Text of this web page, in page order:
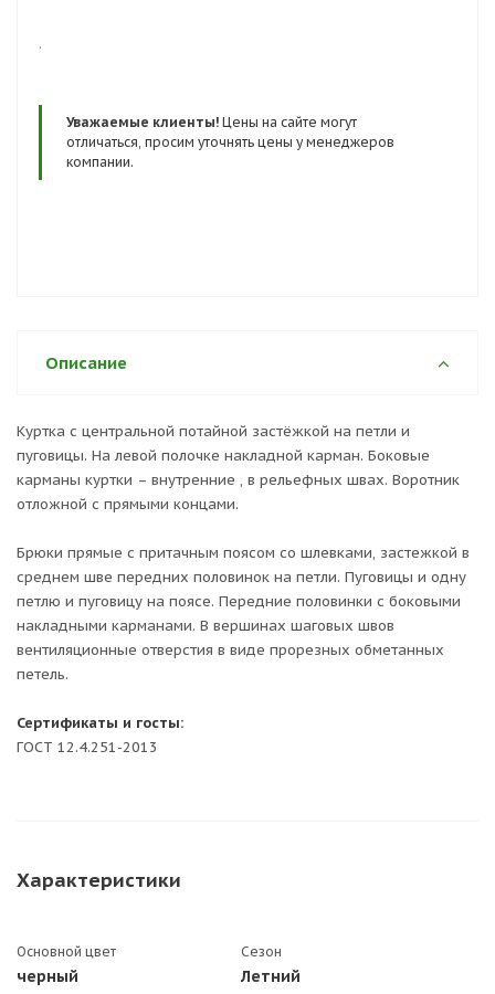
.
Уважаемые клиенты! Цены на сайте могут
отличаться, просим уточнять цены у менеджеров
компании.
Описание
Куртка с центральной потайной застёжкой на петли и
пуговицы. На левой полочке накладной карман. Боковые
карманы куртки – внутренние , в рельефных швах. Воротник
отложной с прямыми концами.
Брюки прямые с притачным поясом со шлевками, застежкой в
среднем шве передних половинок на петли. Пуговицы и одну
петлю и пуговицу на поясе. Передние половинки с боковыми
накладными карманами. В вершинах шаговых швов
вентиляционные отверстия в виде прорезных обметанных
петель.
Сертификаты и госты:
ГОСТ 12.4.251-2013
Характеристики
Основной цвет
черный
Сезон
Летний